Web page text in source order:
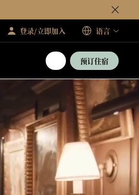
登录/立即加入 语言
预订住宿